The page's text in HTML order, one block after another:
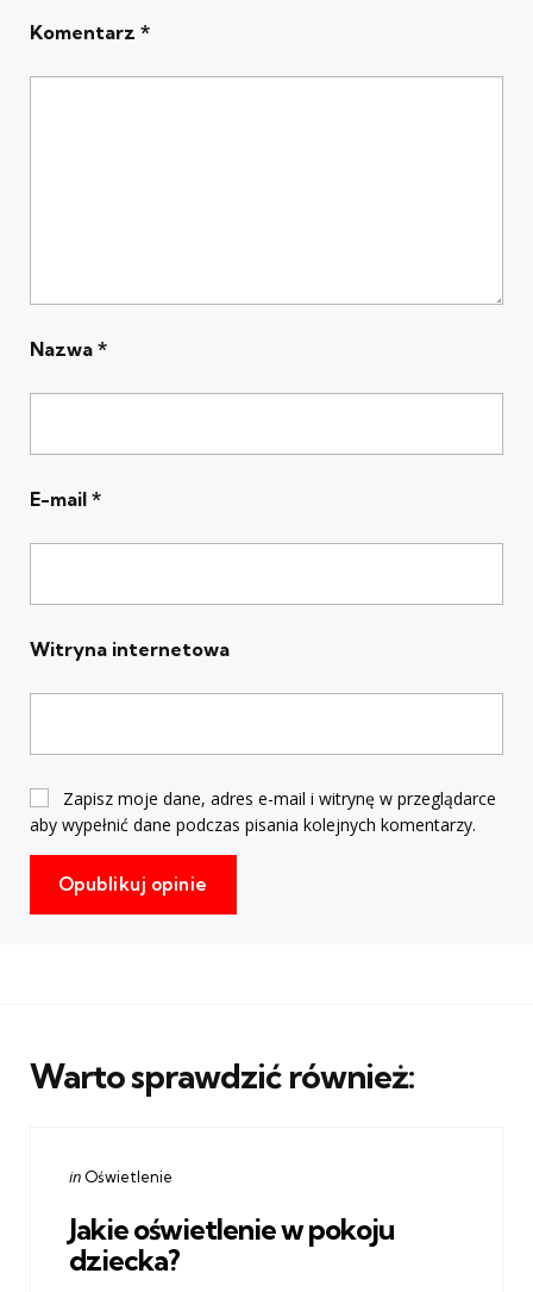
Komentarz *
Nazwa *
E-mail *
Witryna internetowa
Zapisz moje dane, adres e-mail i witrynę w przeglądarce
aby wypełnić dane podczas pisania kolejnych komentarzy.
Warto sprawdzić również:
Categories
Posted
in Oświetlenie
Jakie oświetlenie w pokoju
dziecka?